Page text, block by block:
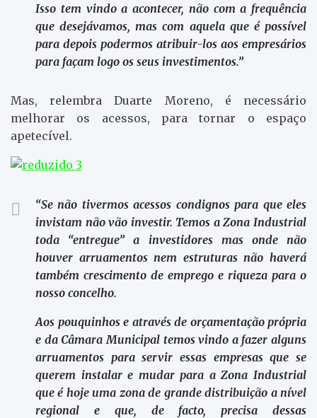
Isso tem vindo a acontecer, não com a frequência
que desejávamos, mas com aquela que é possível
para depois podermos atribuir-los aos empresários
para façam logo os seus investimentos.”
Mas, relembra Duarte Moreno, é necessário
melhorar os acessos, para tornar o espaço
apetecível.
“Se não tivermos acessos condignos para que eles
invistam não vão investir. Temos a Zona Industrial
toda “entregue” a investidores mas onde não
houver arruamentos nem estruturas não haverá
também crescimento de emprego e riqueza para o
nosso concelho.
Aos pouquinhos e através de orçamentação própria
e da Câmara Municipal temos vindo a fazer alguns
arruamentos para servir essas empresas que se
querem instalar e mudar para a Zona Industrial
que é hoje uma zona de grande distribuição a nível
regional e que, de facto, precisa dessas